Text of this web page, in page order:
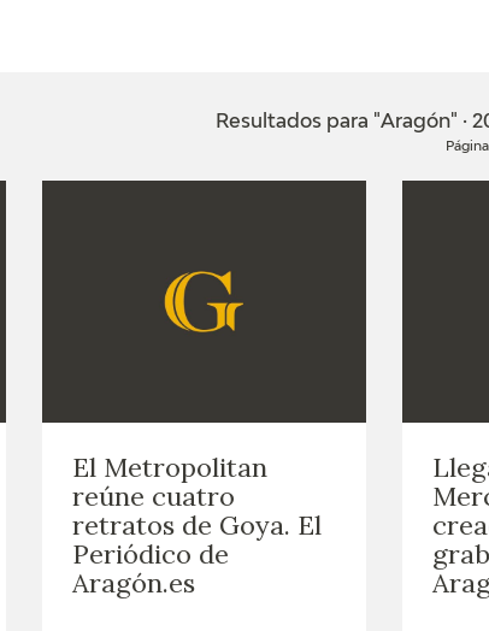
ARAGÓN
ARAGÓN
EDICIONES TIENDA
Resultados para "Aragón" ·
El Metropolitan
reúne cuatro
retratos de Goya. El
Periódico de
Aragón.es